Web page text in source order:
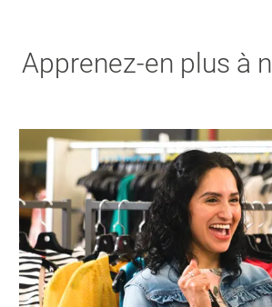
Apprenez-en plus à